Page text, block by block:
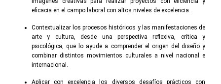
eficacia en el campo laboral con altos niveles de excelencia.
Contextualizar los procesos históricos y las manifestaciones de
arte y cultura, desde una perspectiva reflexiva, crítica y
psicológica, que lo ayude a comprender el origen del diseño y
combinar distintos movimientos culturales a nivel nacional e
internacional.
Aplicar con excelencia los diversos desafíos prácticos con